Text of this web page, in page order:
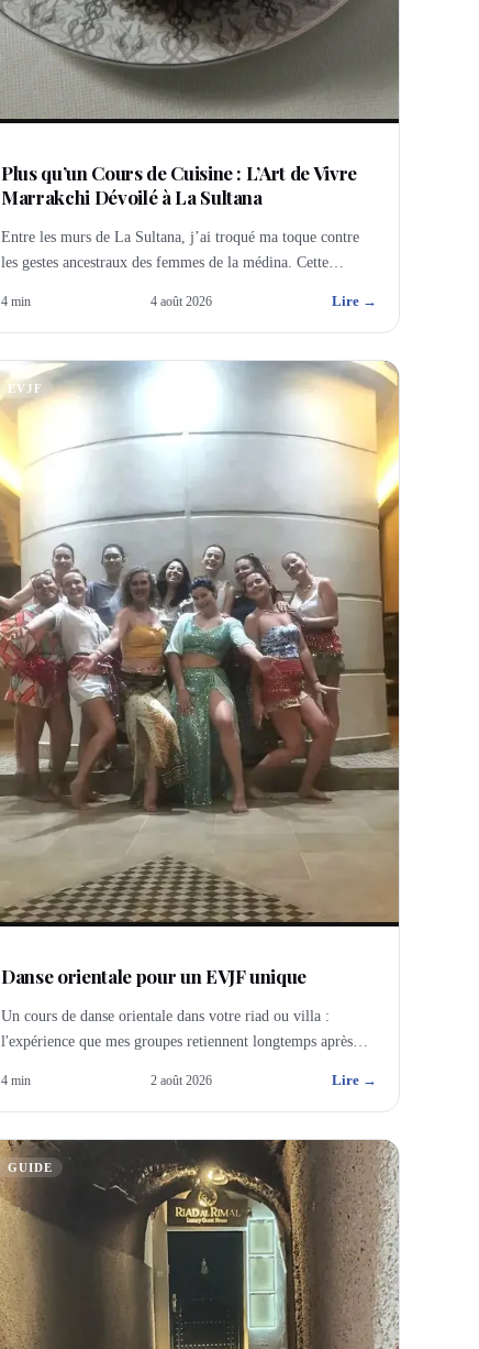
Plus qu’un Cours de Cuisine : L’Art de Vivre
Marrakchi Dévoilé à La Sultana
Entre les murs de La Sultana, j’ai troqué ma toque contre
les gestes ancestraux des femmes de la médina. Cette
4 min 4 août 2026 Lire →
EVJF
Danse orientale pour un EVJF unique
Un cours de danse orientale dans votre riad ou villa :
l'expérience que mes groupes retiennent longtemps après
4 min 2 août 2026 Lire →
GUIDE